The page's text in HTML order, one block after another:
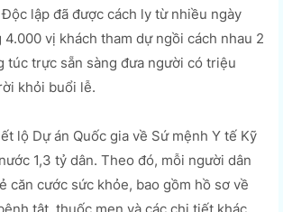
lập đã được cách ly từ nhiều ngày
vị khách tham dự ngồi cách nhau 2
túc trực sẵn sàng đưa người có triệu
khỏi buổi lễ.
lộ Dự án Quốc gia về Sứ mệnh Y tế Kỹ
1,3 tỷ dân. Theo đó, mỗi người dân
căn cước sức khỏe, bao gồm hồ sơ về